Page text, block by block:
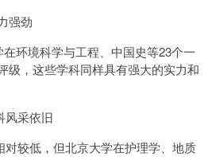
强劲
环境科学与工程、中国史等23个一
级，这些学科同样具有强大的实力和
风采依旧
对较低，但北京大学在护理学、地质